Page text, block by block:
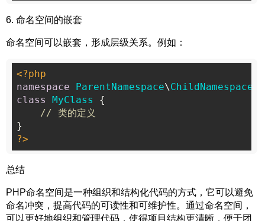
6. 命名空间的嵌套
命名空间可以嵌套，形成层级关系。例如：
<?php
namespace
ParentNamespace\ChildNamespace
class
MyClass
{
// 类的定义
?>
总结
PHP命名空间是一种组织和结构化代码的方式，它可以避免
命名冲突，提高代码的可读性和可维护性。通过命名空间，
可以更好地组织和管理代码，使得项目结构更清晰，便于团